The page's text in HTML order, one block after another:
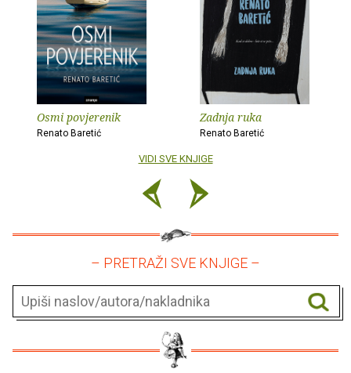
Osmi povjerenik
Renato Baretić
Zadnja ruka
Renato Baretić
VIDI SVE KNJIGE
– PRETRAŽI SVE KNJIGE –